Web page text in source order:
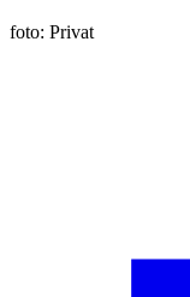
foto: Privat